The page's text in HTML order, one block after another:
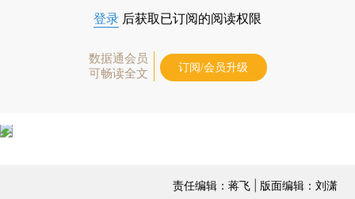
登录 后获取已订阅的阅读权限
数据通会员
可畅读全文
订阅/会员升级
责任编辑：蒋飞 | 版面编辑：刘潇